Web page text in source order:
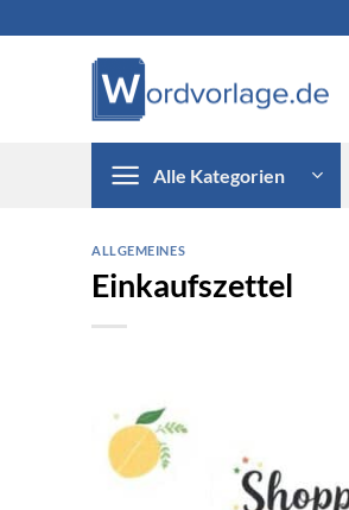
Alle Kategorien
ALLGEMEINES
Einkaufszettel